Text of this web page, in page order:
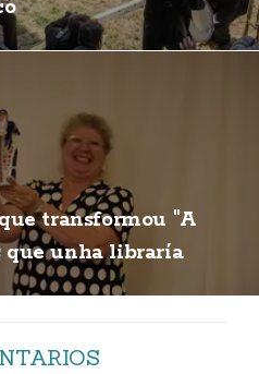
transformou "A
que unha libraría